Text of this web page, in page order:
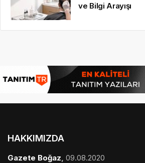
ve Bilgi Arayışı
HAKKIMIZDA
Gazete Boğaz, 09.08.2020